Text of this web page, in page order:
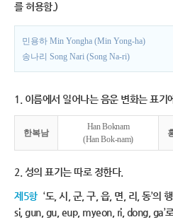
를 허용함.)
민용하 Min Yongha (Min Yong-ha)
송나리 Song Nari (Song Na-ri)
1. 이름에서 일어나는 음운 변화는 표기
한복남
Han Boknam
(Han Bok-nam)
2. 성의 표기는 따로 정한다.
제5항 ‘도, 시, 군, 구, 읍, 면, 리, 동’의
si, gun, gu, eup, myeon, ri, dong, ga’